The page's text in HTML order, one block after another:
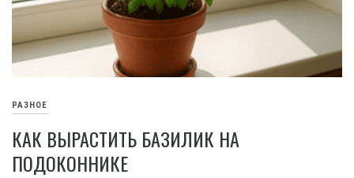
РАЗНОЕ
КАК ВЫРАСТИТЬ БАЗИЛИК НА
ПОДОКОННИКЕ